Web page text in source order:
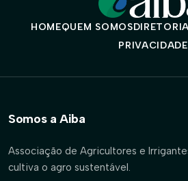
HOMEQUEM SOMOSDIRETORIA
PRIVACIDADE
Somos a Aiba
Associação de Agricultores e
cultiva o agro sustentável.